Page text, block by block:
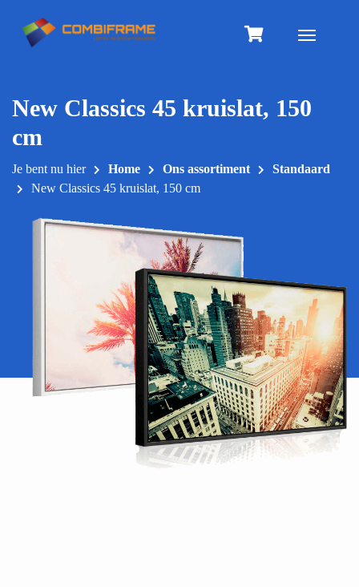
naar
Toggle
New Classics 45 kruislat, 150
cm
Je bent nu hier Home Ons assortiment
Standaard
New Classics 45 kruislat, 150 cm